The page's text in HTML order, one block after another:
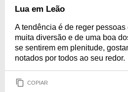
Lua em Leão
A tendência é de reger
muita diversão e de uma boa
se sentirem em plenitude,
notados por todos ao seu redor.
COPIAR